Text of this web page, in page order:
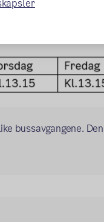
bussavgangene.